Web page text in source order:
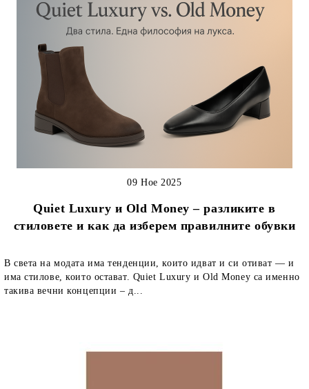
Quiet Luxury и Old Money – разликите в
стиловете и как да изберем правилните обувки
09 Ное 2025
В света на модата има тенденции, които идват и си отиват — и
има стилове, които остават. Quiet Luxury и Old Money са именно
такива вечни концепции – д...